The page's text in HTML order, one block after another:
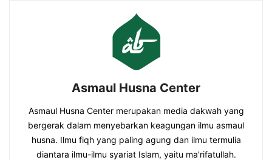
Asmaul Husna Center
Asmaul Husna Center merupakan media dakwah yang
bergerak dalam menyebarkan keagungan ilmu asmaul
husna. Ilmu fiqh yang paling agung dan ilmu termulia
diantara ilmu-ilmu syariat Islam, yaitu ma'rifatullah.